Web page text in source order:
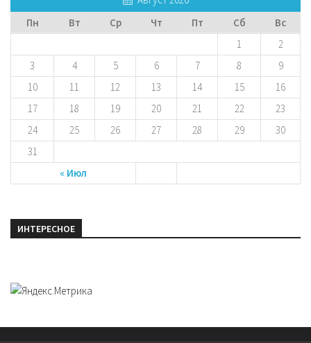
Пн
Вт Ср Чт Пт Сб Вс
« Июл
1
2
3
4 5 6 7 8
9
10
11 12 13 14 15
16
17
18 19 20 21 22
23
24
25 26 27 28 29
30
31
ИНТЕРЕСНОЕ